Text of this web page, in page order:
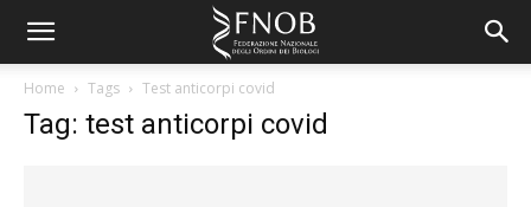
Home Tags Test anticorpi covid
Tag: test anticorpi covid